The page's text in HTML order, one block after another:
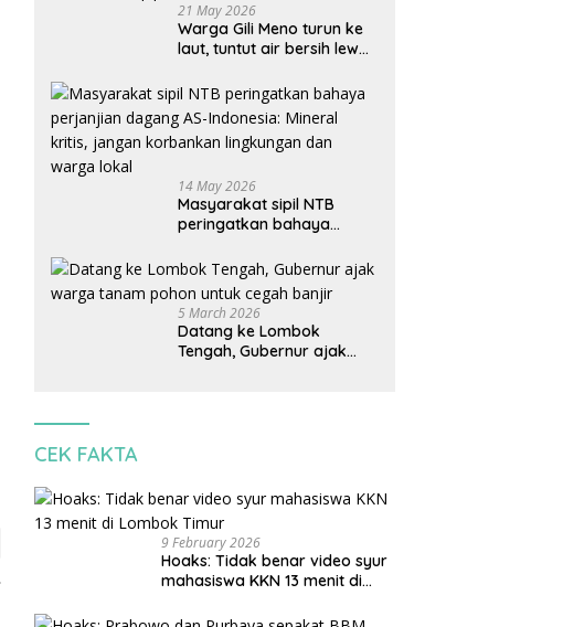
21 May 2026
Warga Gili Meno turun ke
laut, tuntut air bersih lewat
14 May 2026
Masyarakat sipil NTB
peringatkan bahaya
Indonesia: Mineral kritis,
jangan korbankan
lingkungan dan warga
lokal
5 March 2026
Datang ke Lombok
Tengah, Gubernur ajak
CEK FAKTA
9 February 2026
Hoaks: Tidak benar video syur
mahasiswa KKN 13 menit di